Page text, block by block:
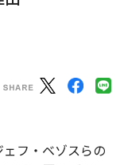
フ・ベゾスらの